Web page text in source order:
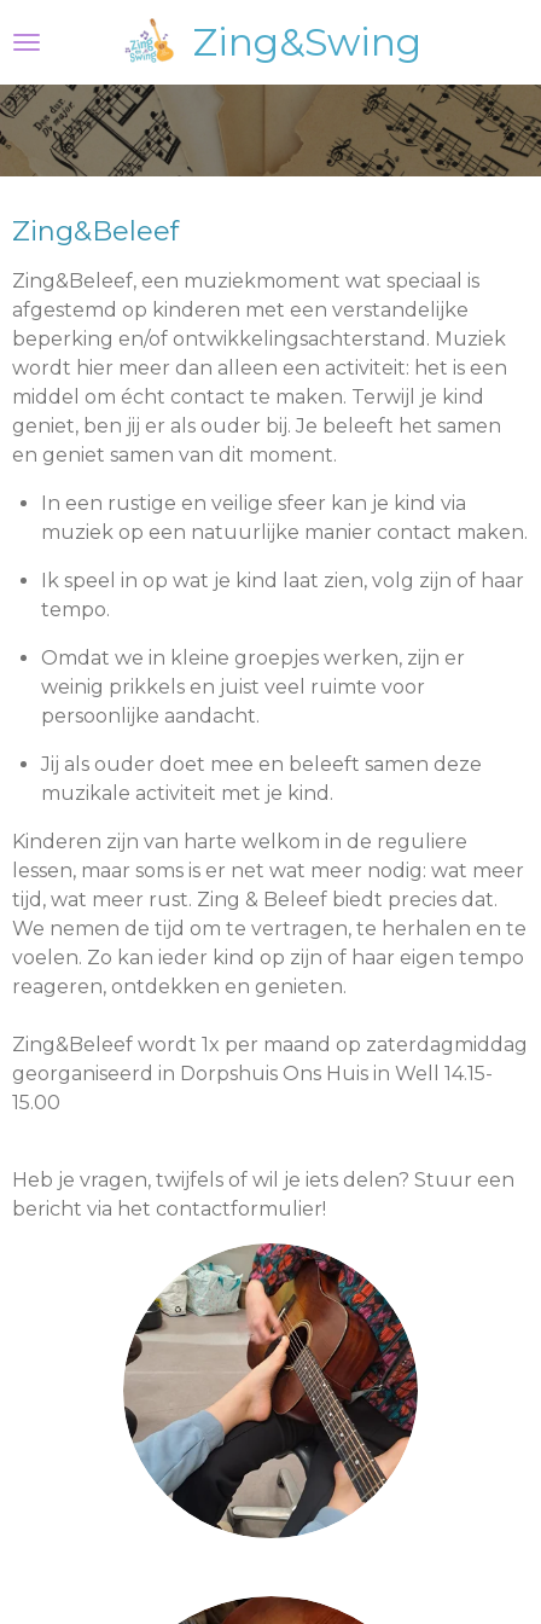
direct
naar
de
hoofdinhoud
Zing&Swing
Zing&Beleef
Zing&Beleef, een muziekmoment wat speciaal is
afgestemd op kinderen met een verstandelijke
beperking en/of ontwikkelingsachterstand. Muziek
wordt hier meer dan alleen een activiteit: het is een
middel om écht contact te maken. Terwijl je kind
geniet, ben jij er als ouder bij. Je beleeft het samen
en geniet samen van dit moment.
In een rustige en veilige sfeer kan je kind via
muziek op een natuurlijke manier contact maken.
Ik speel in op wat je kind laat zien, volg zijn of haar
tempo.
Omdat we in kleine groepjes werken, zijn er
weinig prikkels en juist veel ruimte voor
persoonlijke aandacht.
Jij als ouder doet mee en beleeft samen deze
muzikale activiteit met je kind.
Kinderen zijn van harte welkom in de reguliere
lessen, maar soms is er net wat meer nodig: wat meer
tijd, wat meer rust. Zing & Beleef biedt precies dat.
We nemen de tijd om te vertragen, te herhalen en te
voelen. Zo kan ieder kind op zijn of haar eigen tempo
reageren, ontdekken en genieten.
Zing&Beleef wordt 1x per maand op zaterdagmiddag
georganiseerd in Dorpshuis Ons Huis in Well 14.15-
15.00
Heb je vragen, twijfels of wil je iets delen? Stuur een
bericht via het contactformulier!